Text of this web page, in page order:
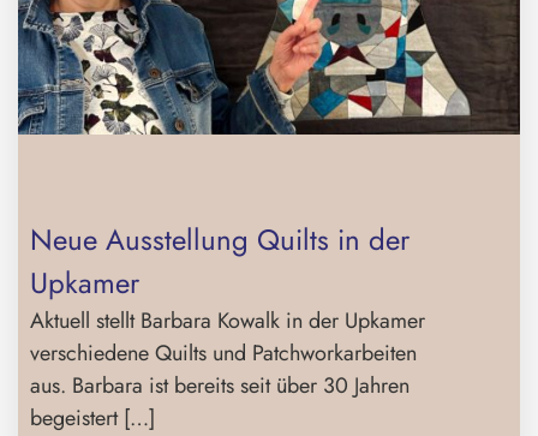
Neue Ausstellung Quilts in der
Upkamer
Aktuell stellt Barbara Kowalk in der Upkamer
verschiedene Quilts und Patchworkarbeiten
aus. Barbara ist bereits seit über 30 Jahren
begeistert […]